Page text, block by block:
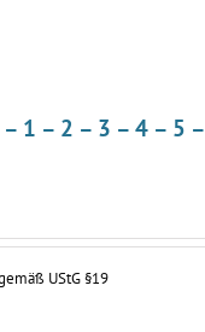
– 1 – 2 – 3 – 4 – 5 –
UStG §19